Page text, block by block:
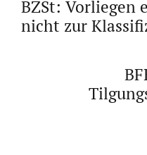
BZSt: Vorliegen
nicht zur